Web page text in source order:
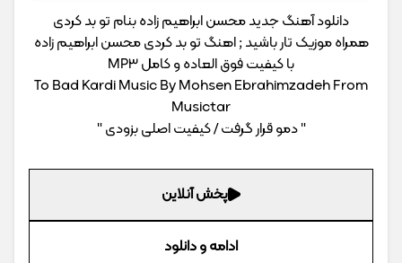
دانلود آهنگ جدید محسن ابراهیم زاده بنام تو بد کردی
همراه موزیک تار باشید ; اهنگ تو بد کردی محسن ابراهیم زاده
با کیفیت فوق العاده و کامل MP3
To Bad Kardi Music By Mohsen Ebrahimzadeh From
Musictar
" دمو قرار گرفت / کیفیت اصلی بزودی "
پخش آنلاین
ادامه و دانلود